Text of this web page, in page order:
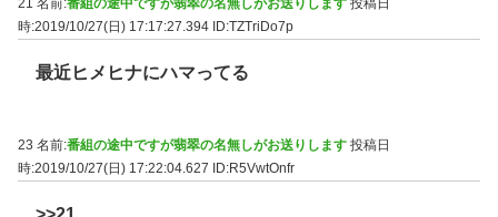
時:2019/10/27(日) 17:17:27.394 ID:TZTriDo7p
最近ヒメヒナにハマってる
23 名前:番組の途中ですが翡翠の名無しがお送りします 投稿日
時:2019/10/27(日) 17:22:04.627
ID:R5VwtOnfr